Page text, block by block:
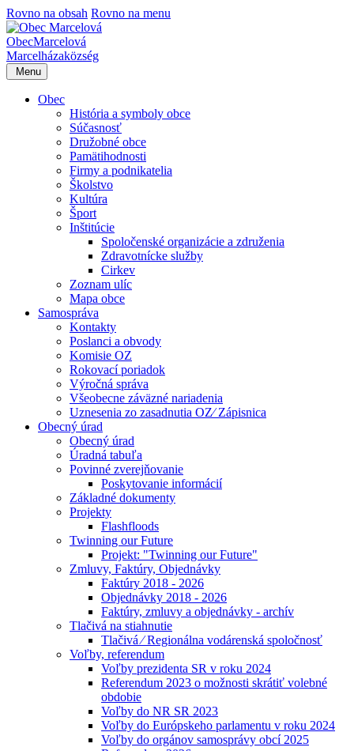
Rovno na obsah Rovno na menu
ObecMarcelová
Marcelházaközség
Menu
Obec
História a symboly obce
Súčasnosť
Družobné obce
Pamätihodnosti
Firmy a podnikatelia
Školstvo
Kultúra
Šport
Inštitúcie
Spoločenské organizácie a združenia
Zdravotnícke služby
Cirkev
Zoznam ulíc
Mapa obce
Samospráva
Kontakty
Poslanci a obvody
Komisie OZ
Rokovací poriadok
Výročná správa
Všeobecne záväzné nariadenia
Uznesenia zo zasadnutia OZ⁄ Zápisnica
Obecný úrad
Obecný úrad
Úradná tabuľa
Povinné zverejňovanie
Poskytovanie informácií
Základné dokumenty
Projekty
Flashfloods
Twinning our Future
Projekt: "Twinning our Future"
Zmluvy, Faktúry, Objednávky
Faktúry 2018 - 2026
Objednávky 2018 - 2026
Faktúry, zmluvy a objednávky - archív
Tlačivá na stiahnutie
Tlačivá ⁄ Regionálna vodárenská spoločnosť
Voľby, referendum
Voľby prezidenta SR v roku 2024
Referendum 2023 o možnosti skrátiť volebné
obdobie
Voľby do NR SR 2023
Voľby do Európskeho parlamentu v roku 2024
Voľby do orgánov samosprávy obcí 2025